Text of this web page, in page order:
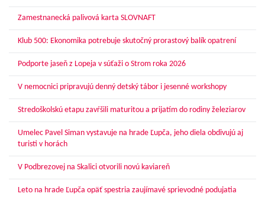
Zamestnanecká palivová karta SLOVNAFT
Klub 500: Ekonomika potrebuje skutočný prorastový balík opatrení
Podporte jaseň z Lopeja v súťaži o Strom roka 2026
V nemocnici pripravujú denný detský tábor i jesenné workshopy
Stredoškolskú etapu zavŕšili maturitou a prijatím do rodiny železiarov
Umelec Pavel Siman vystavuje na hrade Ľupča, jeho diela obdivujú aj
turisti v horách
V Podbrezovej na Skalici otvorili novú kaviareň
Leto na hrade Ľupča opäť spestria zaujímavé sprievodné podujatia